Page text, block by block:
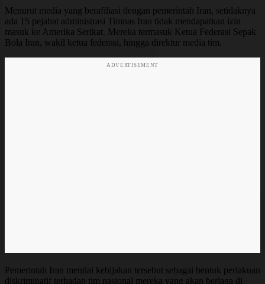
Menurut media yang berafiliasi dengan pemerintah Iran, setidaknya
ada 15 pejabat administrasi Timnas Iran tidak mendapatkan izin
masuk ke Amerika Serikat. Mereka termasuk Ketua Federasi Sepak
Bola Iran, wakil ketua federasi, hingga direktur media tim.
ADVERTISEMENT
Pemerintah Iran menilai kebijakan tersebut sebagai bentuk perlakuan
diskriminatif terhadap tim nasional mereka yang akan berlaga di